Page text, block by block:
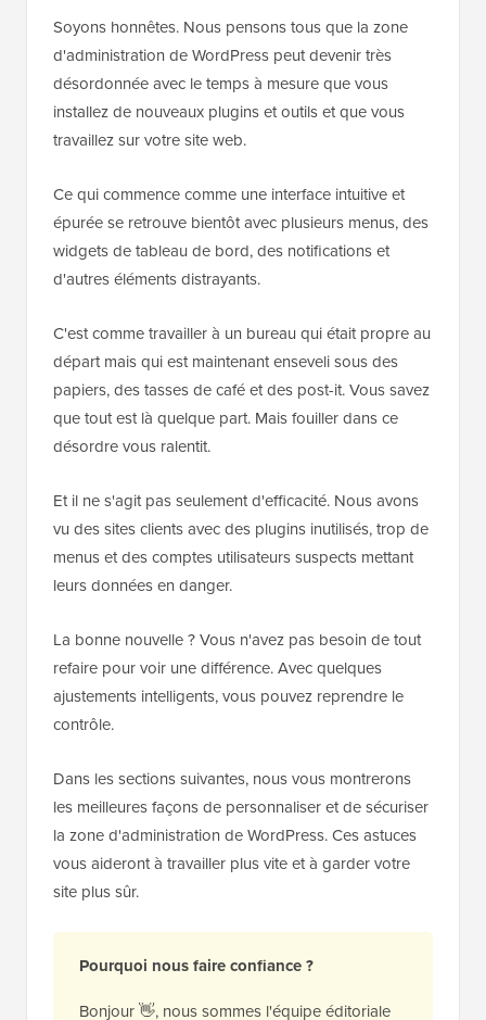
Soyons honnêtes. Nous pensons tous que la zone
d'administration de WordPress peut devenir très
désordonnée avec le temps à mesure que vous
installez de nouveaux plugins et outils et que vous
travaillez sur votre site web.
Ce qui commence comme une interface intuitive et
épurée se retrouve bientôt avec plusieurs menus, des
widgets de tableau de bord, des notifications et
d'autres éléments distrayants.
C'est comme travailler à un bureau qui était propre au
départ mais qui est maintenant enseveli sous des
papiers, des tasses de café et des post-it. Vous savez
que tout est là quelque part. Mais fouiller dans ce
désordre vous ralentit.
Et il ne s'agit pas seulement d'efficacité. Nous avons
vu des sites clients avec des plugins inutilisés, trop de
menus et des comptes utilisateurs suspects mettant
leurs données en danger.
La bonne nouvelle ? Vous n'avez pas besoin de tout
refaire pour voir une différence. Avec quelques
ajustements intelligents, vous pouvez reprendre le
contrôle.
Dans les sections suivantes, nous vous montrerons
les meilleures façons de personnaliser et de sécuriser
la zone d'administration de WordPress. Ces astuces
vous aideront à travailler plus vite et à garder votre
site plus sûr.
Pourquoi nous faire confiance ?
Bonjour 👋, nous sommes l'équipe éditoriale